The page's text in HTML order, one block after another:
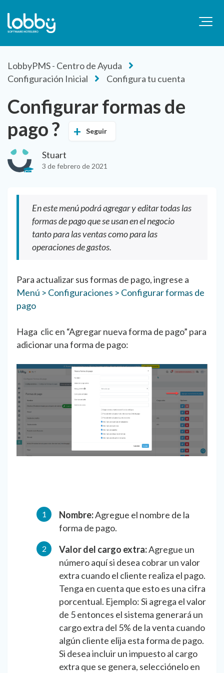
LobbyPMS - Centro de Ayuda
Configuración Inicial
Configura tu cuenta
Configurar formas de
pago ?
Seguir
Stuart
3 de febrero de 2021
En este menú podrá agregar y editar todas las
formas de pago que se usan en el negocio
tanto para las ventas como para las
operaciones de gastos.
Para actualizar sus formas de pago, ingrese a
Menú > Configuraciones > Configurar formas de
pago
Haga clic en “Agregar nueva forma de pago” para
adicionar una forma de pago:
Nombre:Agregue el nombre de la
forma de pago.
Valor del cargo extra:Agregue un
número aquí si desea cobrar un valor
extra cuando el cliente realiza el pago.
Tenga en cuenta que esto es una cifra
porcentual. Ejemplo: Si agrega el valor
de 5 entonces el sistema generará un
cargo extra del 5% de la venta cuando
algún cliente elija esta forma de pago.
Si desea incluir un impuesto al cargo
extra que se genera, selecciónelo en